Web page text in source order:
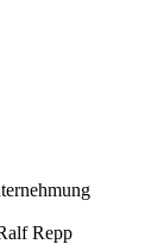
Repp